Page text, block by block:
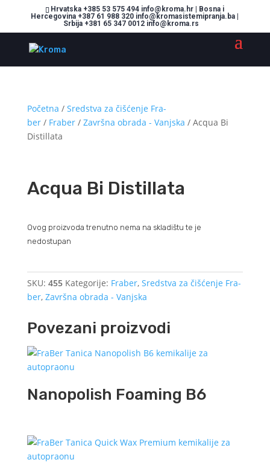
Hrvatska +385 53 575 494 info@kroma.hr | Bosna i
Hercegovina +387 61 988 320 info@kromasistemipranja.ba |
Srbija +381 65 347 0012 info@kroma.rs
Početna / Sredstva za čišćenje Fra-
ber/ Fraber/ Završna obrada - Vanjska / Acqua Bi
Distillata
Acqua Bi Distillata
Ovog proizvoda trenutno nema na skladištu te je
nedostupan
SKU: 455 Kategorije: Fraber, Sredstva za čišćenje Fra-
ber, Završna obrada - Vanjska
Povezani proizvodi
Nanopolish Foaming B6